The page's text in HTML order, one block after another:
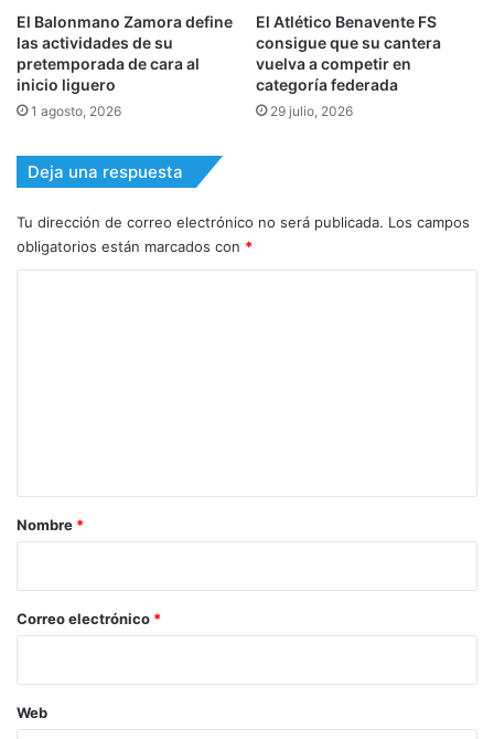
El Balonmano Zamora define
las actividades de su
pretemporada de cara al
inicio liguero
1 agosto, 2026
El Atlético Benavente FS
consigue que su cantera
vuelva a competir en
categoría federada
29 julio, 2026
Deja una respuesta
Tu dirección de correo electrónico no será publicada. Los campos
obligatorios están marcados con *
r
*
Nombre *
Correo electrónico *
Web